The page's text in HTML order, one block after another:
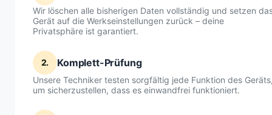
Wir löschen alle bisherigen Daten vollständig und setzen
Gerät auf die Werkseinstellungen zurück – deine
Privatsphäre ist garantiert.
2. Komplett-Prüfung
Unsere Techniker testen sorgfältig jede Funktion des
um sicherzustellen, dass es einwandfrei funktioniert.